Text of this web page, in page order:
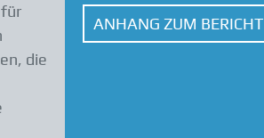
die
ANHANG ZUM